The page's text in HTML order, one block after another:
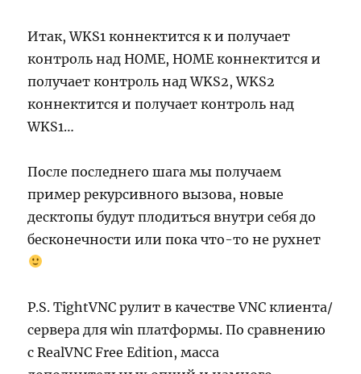
Итак, WKS1 коннектится к и получает
контроль над HOME, HOME коннектится и
получает контроль над WKS2, WKS2
коннектится и получает контроль над
WKS1…
После последнего шага мы получаем
пример рекурсивного вызова, новые
десктопы будут плодиться внутри себя до
бесконечности или пока что-то не рухнет
P.S. TightVNC рулит в качестве VNC клиента/
сервера для win платформы. По сравнению
с RealVNC Free Edition, масса